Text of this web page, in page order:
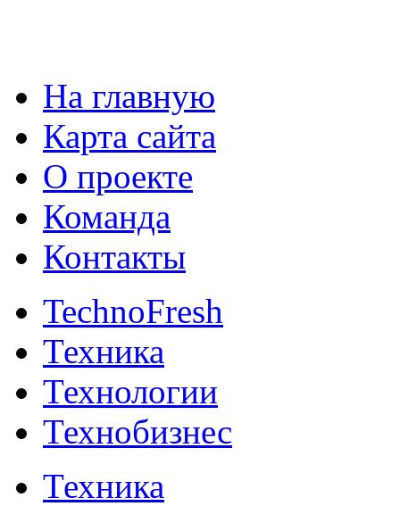
На главную
Карта сайта
О проекте
Команда
Контакты
TechnoFresh
Техника
Технологии
Технобизнес
Техника